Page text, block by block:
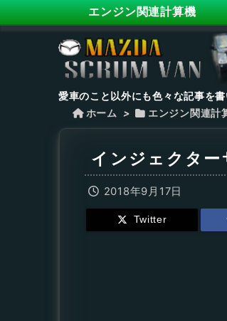
エンジン関連計算機
愛車のこと以外にも色々な記事を
ホーム > エンジン関連計
インジェクター
2018年9月17日
Twitter